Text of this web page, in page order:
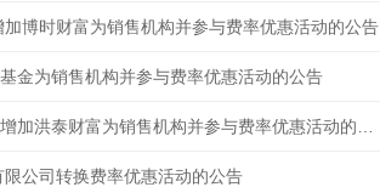
博时财富为销售机构并参与费率优惠活动的公告
金为销售机构并参与费率优惠活动的公告
公司转换费率优惠活动的公告